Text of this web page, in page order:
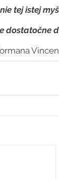
tej istej
dostatočne